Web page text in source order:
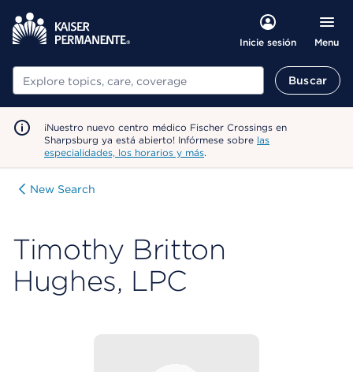
Inicie sesión Menu
Buscar Buscar
¡Nuestro nuevo centro médico Fischer Crossings en
Sharpsburg ya está abierto! Infórmese sobre las
especialidades, los horarios y más.
New Search
Timothy Britton
Hughes, LPC